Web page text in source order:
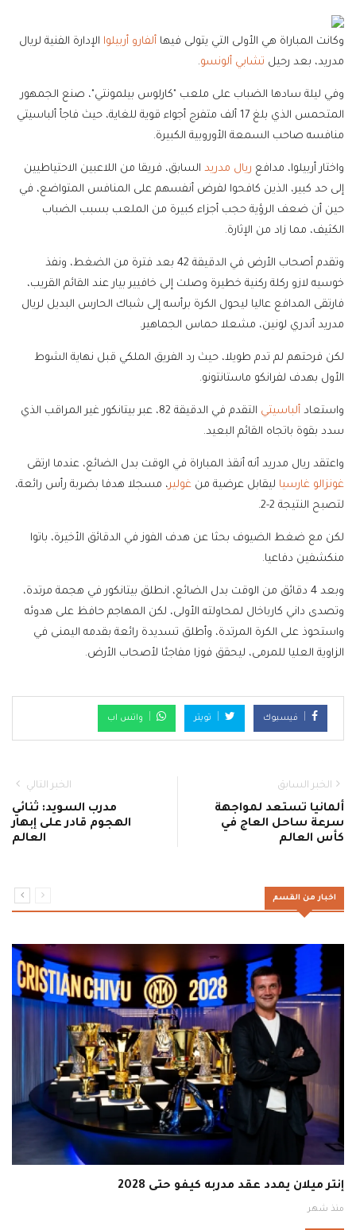
وكانت المباراة هي الأولى التي يتولى فيها ألفارو أربيلوا الإدارة الفنية لريال
مدريد، بعد رحيل تشابي ألونسو.
وفي ليلة سادها الضباب على ملعب "كارلوس بيلمونتي"، صنع الجمهور
المتحمس الذي ‌بلغ 17 ألف متفرج أجواء قوية للغاية، حيث فاجأ ألباسيتي
منافسه صاحب السمعة الأوروبية الكبيرة.
واختار أربيلوا، مدافع ريال مدريد السابق، فريقا من اللاعبين ​الاحتياطيين
إلى حد كبير، الذين كافحوا لفرض أنفسهم على المنافس المتواضع، في
حين أن ضعف الرؤية حجب أجزاء كبيرة من الملعب بسبب الضباب
الكثيف، مما زاد من الإثارة.
وتقدم أصحاب الأرض في الدقيقة 42 بعد فترة من الضغط، ونفذ
خوسيه لازو ركلة ركنية خطيرة وصلت إلى خافيير بيار عند القائم القريب،
فارتقى المدافع ​عاليا ليحول الكرة برأسه إلى شباك الحارس البديل لريال
مدريد أندري لونين، مشعلا حماس الجماهير.
لكن فرحتهم لم تدم طويلا، حيث رد الفريق الملكي قبل نهاية الشوط
الأول بهدف لفرانكو ماستانتونو.
واستعاد ألباسيتي
التقدم في الدقيقة 82، عبر بيتانكور غير المراقب الذي
سدد بقوة باتجاه القائم البعيد.
واعتقد ريال مدريد أنه أنقذ المباراة في الوقت بدل ‌الضائع، عندما ارتقى
غونزالو غارسيا ليقابل عرضية من غولير، مسجلا هدفا بضربة رأس رائعة،
لتصبح النتيجة 2-2.
لكن مع ضغط الضيوف بحثا عن هدف الفوز في الدقائق الأخيرة، باتوا
منكشفين دفاعيا.
وبعد 4 دقائق من الوقت بدل الضائع، انطلق بيتانكور في هجمة مرتدة،
وتصدى داني كارباخال لمحاولته الأولى، لكن المهاجم حافظ على هدوئه
واستحوذ على الكرة المرتدة، وأطلق ⁠تسديدة رائعة بقدمه اليمنى في
الزاوية العليا للمرمى، ليحقق فوزا مفاجئا لأصحاب الأرض.
فيسبوك تويتر واتس اب
الخبر السابق
ألمانيا تستعد لمواجهة
سرعة ساحل العاج في
كأس العالم
الخبر التالي
مدرب السويد: ثنائي
الهجوم قادر على إبهار
العالم
اخبار من القسم
إنتر ميلان يمدد عقد مدربه كيفو حتى 2028
منذ شهر